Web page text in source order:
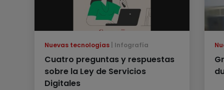
Nuevas tecnologías Infografía
Cuatro preguntas y respuestas
sobre la Ley de Servicios
Digitales